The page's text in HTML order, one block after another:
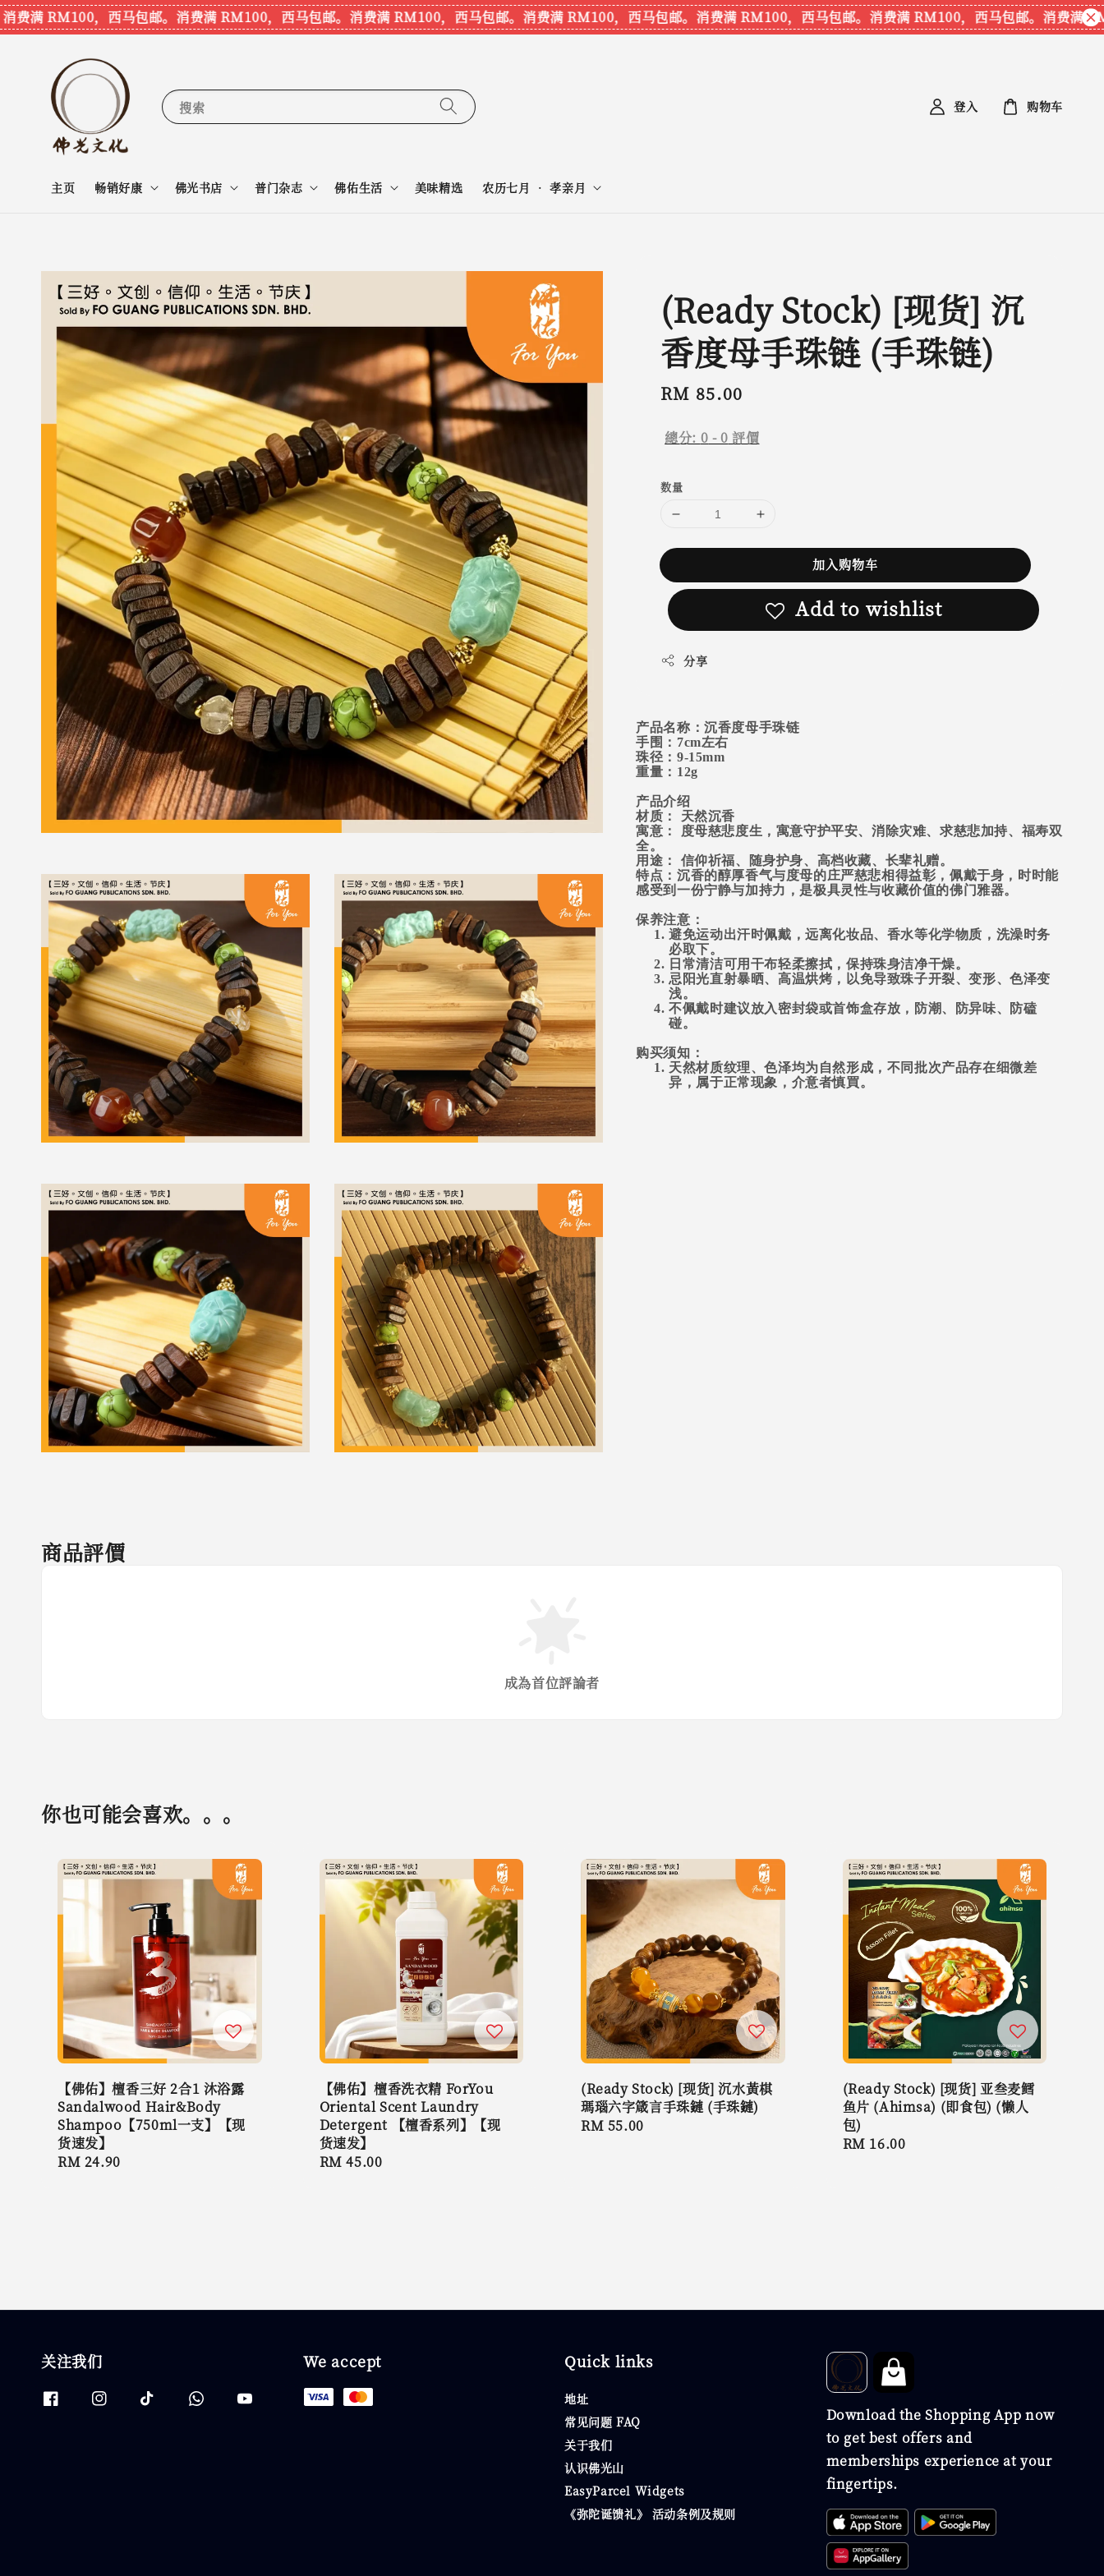
RM100，西马包邮。消费满 RM100，西马包邮。消费满 RM100，西马包邮。消费满 RM100，西马包邮。消费满 RM100，西马包邮。消费满 RM100，西马包邮。消费满
搜索
主页 畅销好康 佛光书店 普门杂志 佛佑生活 美味精选 农历七月 • 孝亲月
登入 购物车
(Ready Stock) [现货] 沉
香度母手珠链 (手珠链)
Regular
RM 85.00
總分: 0 -0 評價
数量
加入购物车
Add to wishlist
分享
产品名称：沉香度母手珠链
手围：7cm左右
珠径：9-15mm
重量：12g
产品介绍
材质：
天然沉香
寓意：
度母慈悲度生，寓意守护平安、消除灾难、求慈悲加持、福寿双
全。
用途：
信仰祈福、随身护身、高档收藏、长辈礼赠。
特点： 沉香的醇厚香气与度母的庄严慈悲相得益彰，佩戴于身，时时能
感受到一份宁静与加持力，是极具灵性与收藏价值的佛门雅器。
保养注意：
避免运动出汗时佩戴，远离化妆品、香水等化学物质，洗澡时务
必取下。
日常清洁可用干布轻柔擦拭，保持珠身洁净干燥。
忌阳光直射暴晒、高温烘烤，以免导致珠子开裂、变形、色泽变
浅。
不佩戴时建议放入密封袋或首饰盒存放，防潮、防异味、防磕
碰。
购买须知：
天然材质纹理、色泽均为自然形成，不同批次产品存在细微差
异，属于正常现象，介意者慎買。
商品評價
成為首位評論者
你也可能会喜欢。。。
【佛佑】檀香三好 2合1 沐浴露
Sandalwood Hair&Body
Shampoo【750ml一支】【现
货速发】
Regular
RM 24.90
【佛佑】檀香洗衣精 ForYou
Oriental Scent Laundry
Detergent 【檀香系列】【现
货速发】
Regular
RM 45.00
(Ready Stock) [现货] 沉水黃棋
瑪瑙六字箴言手珠鏈 (手珠鏈)
Regular
RM 55.00
(Ready Stock) [现货] 亚叁麦鳕
鱼片 (Ahimsa) (即食包) (懒人
包)
Regular
RM 16.00
关注我们 We accept Quick links
地址
常见问题 FAQ
关于我们
认识佛光山
EasyParcel Widgets
《弥陀诞馈礼》 活动条例及规则
Download the Shopping App now
to get best offers and
memberships experience at your
fingertips.